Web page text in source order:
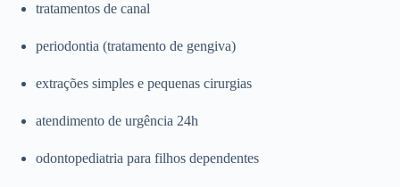
tratamentos de canal
periodontia (tratamento de gengiva)
extrações simples e pequenas cirurgias
atendimento de urgência 24h
odontopediatria para filhos dependentes